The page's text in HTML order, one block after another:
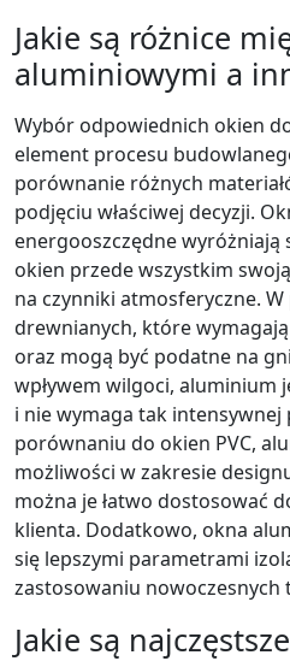
Jakie są różnice
aluminiowymi a
Wybór odpowiednich okien
element procesu
porównanie różnych
podjęciu właściwej decyzji.
energooszczędne
okien przede wszystkim
na czynniki atmosferyczne.
drewnianych, które
oraz mogą być podatne na
wpływem wilgoci, aluminium
i nie wymaga tak intensywnej
porównaniu do okien PVC,
możliwości w zakresie
można je łatwo dostosować
klienta. Dodatkowo, okna
się lepszymi parametrami
zastosowaniu
Jakie są